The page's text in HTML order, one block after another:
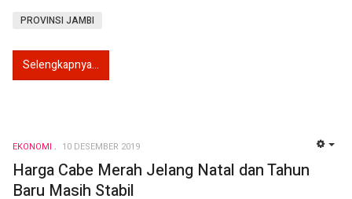
PROVINSI JAMBI
Selengkapnya...
EKONOMI 10 DESEMBER 2019
Harga Cabe Merah Jelang Natal dan Tahun
Baru Masih Stabil